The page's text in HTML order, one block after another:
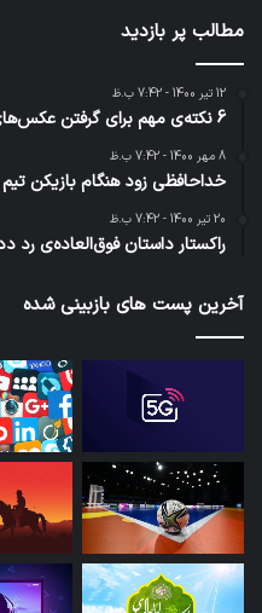
مطالب پر بازدید
12 تیر 1400 - 7:42 ب.ظ
6 نکته‌ی مهم برای گرفتن عکس‌های جذاب‌تر در سفر
8 مهر 1400 - 7:42 ب.ظ
خداحافظی زود هنگام بازیکن
20 تیر 1400 - 7:42 ب.ظ
راکستار داستان فوق‌العاده‌ی رد
آخرین پست های بازبینی شده